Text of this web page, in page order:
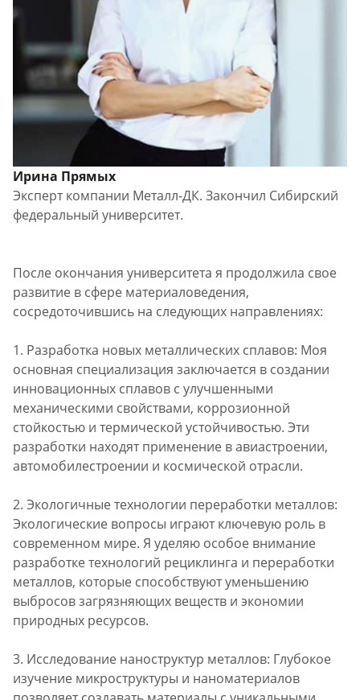
Ирина Прямых
Эксперт компании Металл-ДК. Закончил Сибирский
федеральный университет.
После окончания университета я продолжила свое
развитие в сфере материаловедения,
сосредоточившись на следующих направлениях:
1. Разработка новых металлических сплавов: Моя
основная специализация заключается в создании
инновационных сплавов с улучшенными
механическими свойствами, коррозионной
стойкостью и термической устойчивостью. Эти
разработки находят применение в авиастроении,
автомобилестроении и космической отрасли.
2. Экологичные технологии переработки металлов:
Экологические вопросы играют ключевую роль в
современном мире. Я уделяю особое внимание
разработке технологий рециклинга и переработки
металлов, которые способствуют уменьшению
выбросов загрязняющих веществ и экономии
природных ресурсов.
3. Исследование наноструктур металлов: Глубокое
изучение микроструктуры и наноматериалов